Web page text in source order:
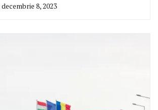
decembrie 8, 2023